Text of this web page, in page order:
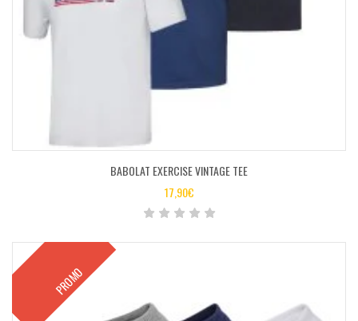
BABOLAT EXERCISE VINTAGE TEE
17,90€
PROMO